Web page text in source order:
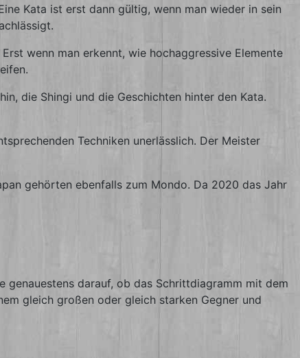
Kata ist erst dann gültig, wenn man wieder in sein
wenn man erkennt, wie hochaggressive Elemente
die Shingi und die Geschichten hinter den Kata.
Techniken unerlässlich. Der Meister
gehörten ebenfalls zum Mondo. Da 2020 das Jahr
darauf, ob das Schrittdiagramm mit dem
gleich großen oder gleich starken Gegner und